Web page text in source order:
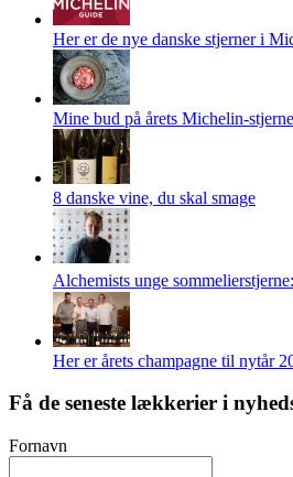
Her er de nye danske stjerner i
Mine bud på årets Michelin-
8 danske vine, du skal smage
Alchemists unge
Her er årets champagne til nytår
Få de seneste lækkerier i
Fornavn